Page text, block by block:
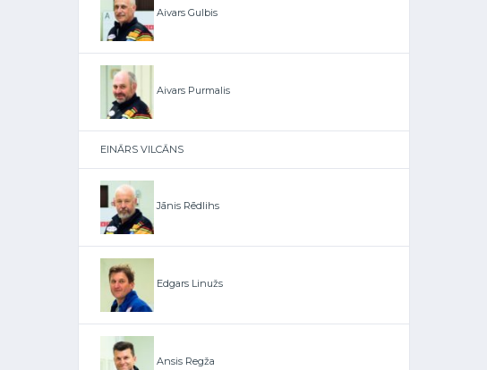
Aivars Gulbis
Aivars Purmalis
EINĀRS VILCĀNS
Jānis Rēdlihs
Edgars Linužs
Ansis Regža